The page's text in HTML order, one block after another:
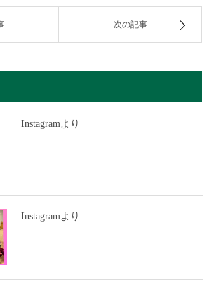
次の記事
Instagramより
Instagramより